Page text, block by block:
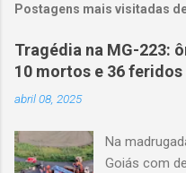
Postagens mais visitadas
Tragédia na MG-223:
10 mortos e 36
abril 08, 2025
Na
Goiás com